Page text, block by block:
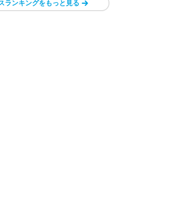
ランキングをもっと見る